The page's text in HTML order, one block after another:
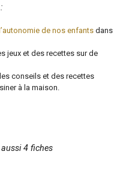
de nos enfantsdans
jeux et des recettes sur de
conseils et des recettes
à la maison.
4 fiches